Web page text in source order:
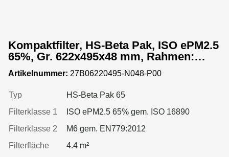
Kompaktfilter, HS-Beta Pak, ISO ePM2.5
65%, Gr. 622x495x48 mm, Rahmen:
Kunststoffprofil
Artikelnummer: 27B06220495-N048-P00
Typ
HS-Beta Pak 65
Filterklasse 1
ISO ePM2.5 65% gem. ISO 16890
Filterklasse 2
M6 gem. EN779:2012
Filterfläche
4.4 m²